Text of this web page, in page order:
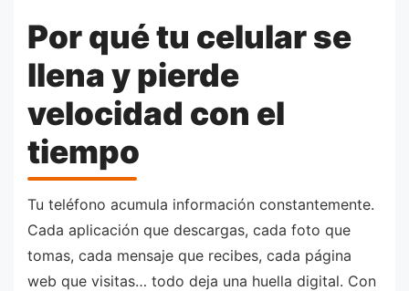
Por qué tu celular se
llena y pierde
velocidad con el
tiempo
Tu teléfono acumula información constantemente.
Cada aplicación que descargas, cada foto que
tomas, cada mensaje que recibes, cada página
web que visitas… todo deja una huella digital. Con